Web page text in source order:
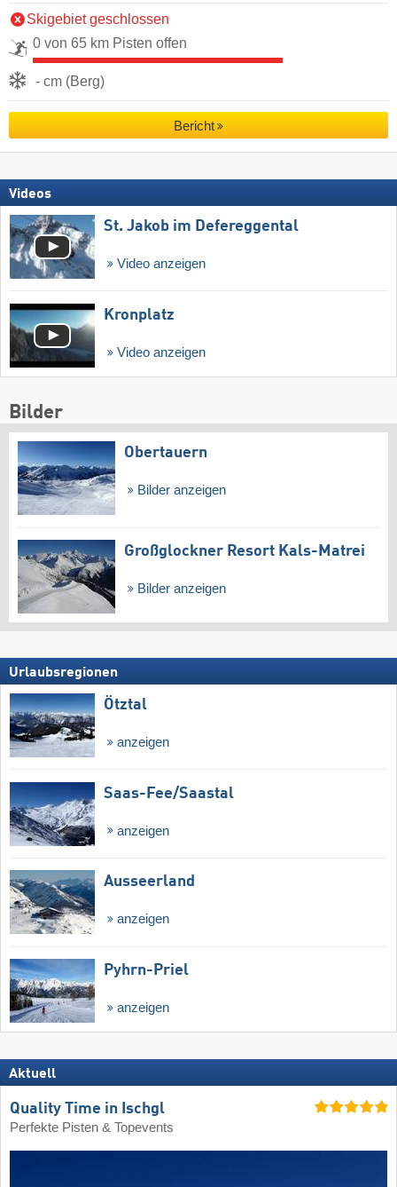
Skigebiet geschlossen
0 von 65 km Pisten offen
- cm (Berg)
Bericht
Videos
St. Jakob im Defereggental
Video anzeigen
Kronplatz
Video anzeigen
Bilder
Obertauern
Bilder anzeigen
Großglockner Resort Kals-Matrei
Bilder anzeigen
Urlaubsregionen
Ötztal
anzeigen
Saas-Fee/​Saastal
anzeigen
Ausseerland
anzeigen
Pyhrn-Priel
anzeigen
Aktuell
Quality Time in Ischgl
Perfekte Pisten & Topevents